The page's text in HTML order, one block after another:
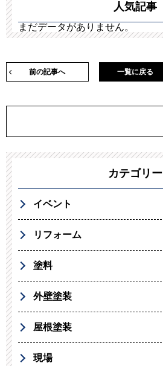
人気記事
まだデータがありません。
前の記事へ 一覧に戻る
カテゴリー
イベント
リフォーム
塗料
外壁塗装
屋根塗装
現場